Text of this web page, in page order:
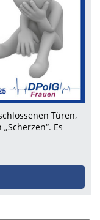
Türen,
Es